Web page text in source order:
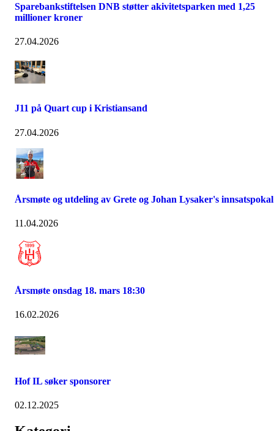
Sparebankstiftelsen DNB støtter akivitetsparken med 1,25
millioner kroner
27.04.2026
J11 på Quart cup i Kristiansand
27.04.2026
Årsmøte og utdeling av Grete og Johan Lysaker's innsatspokal
11.04.2026
Årsmøte onsdag 18. mars 18:30
16.02.2026
Hof IL søker sponsorer
02.12.2025